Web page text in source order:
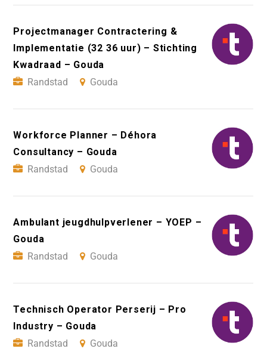
Projectmanager Contractering &
Implementatie (32 36 uur) – Stichting
Kwadraad – Gouda
Randstad
Gouda
Workforce Planner – Déhora
Consultancy – Gouda
Randstad
Gouda
Ambulant jeugdhulpverlener – YOEP –
Gouda
Randstad
Gouda
Technisch Operator Perserij – Pro
Industry – Gouda
Randstad
Gouda